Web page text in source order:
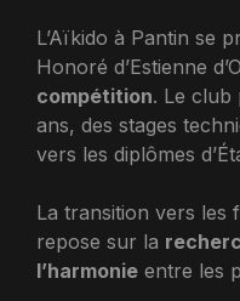
L’Aïkido à Pantin se
Honoré d’Estienne
compétition. Le club
ans, des stages
vers les diplômes
La transition vers les
repose sur la
l’harmonie entre les